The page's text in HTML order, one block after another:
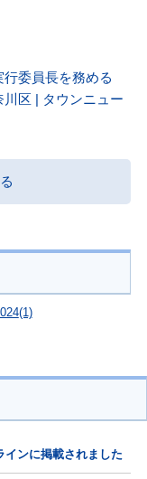
行委員長を務める
区 | タウンニュー
(1)
インに掲載されました